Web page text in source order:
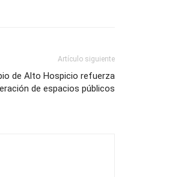
Artículo siguiente
de Alto Hospicio refuerza
de espacios públicos